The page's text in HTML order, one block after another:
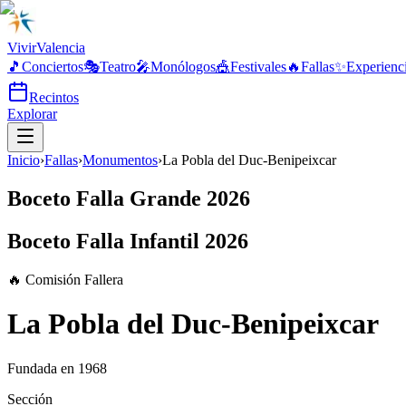
VivirValencia
🎵 Conciertos🎭Teatro🎤Monólogos🎪Festivales🔥Fallas✨
Recintos
Explorar
Inicio›Fallas›Monumentos›La Pobla del Duc-Benipeixcar
Boceto Falla Grande 2026
Boceto Falla Infantil 2026
🔥 Comisión Fallera
La Pobla del Duc-Benipeixcar
Fundada en 1968
Sección